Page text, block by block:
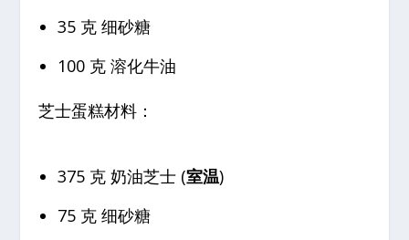
35 克 细砂糖
100 克 溶化牛油
芝士蛋糕材料：
375 克 奶油芝士 (室温)
75 克 细砂糖